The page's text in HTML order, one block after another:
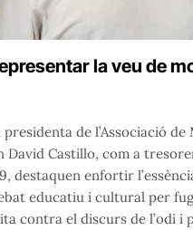
la veu de
de l’Associació
David Castillo, com a
destaquen enfortir
educatiu i cultural per
contra el discurs de l’odi